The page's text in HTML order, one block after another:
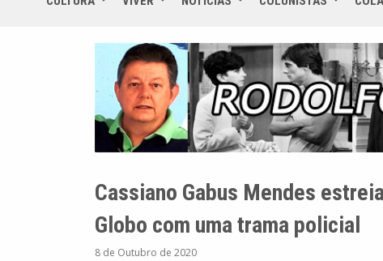
Cassiano Gabus Mendes
Globo com uma trama policial
8 de Outubro de 2020